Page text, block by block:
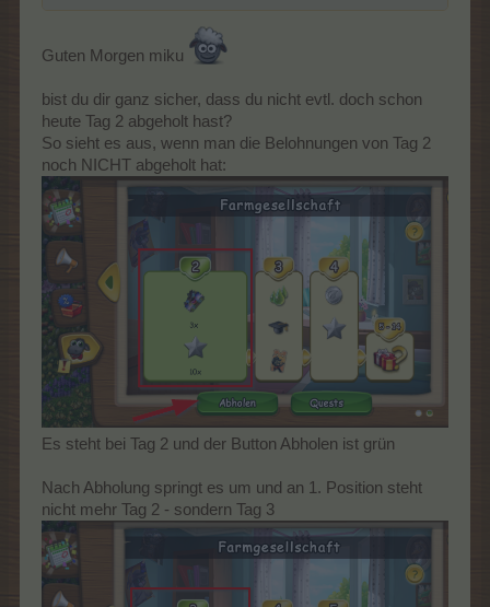
Guten Morgen miku
bist du dir ganz sicher, dass du nicht evtl. doch schon
heute Tag 2 abgeholt hast?
So sieht es aus, wenn man die Belohnungen von Tag 2
noch NICHT abgeholt hat:
Es steht bei Tag 2 und der Button Abholen ist grün
Nach Abholung springt es um und an 1. Position steht
nicht mehr Tag 2 - sondern Tag 3